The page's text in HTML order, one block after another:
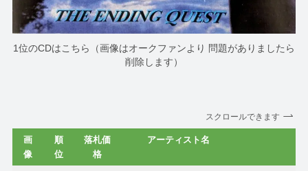
1位のCDはこちら（画像はオークファンより 問題がありましたら
削除します）
スクロールできます
画
像
順
位
落札価
格
アーティスト名